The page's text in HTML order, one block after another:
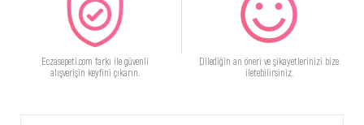
Eczasepeti.com farkı ile güvenli
alışverişin keyfini çıkarın.
Dilediğin an öneri ve şikayetlerinizi bize
iletebilirsiniz.